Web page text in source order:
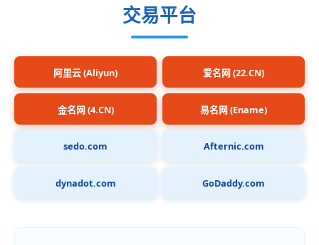
交易平台
阿里云 (Aliyun) 爱名网 (22.CN)
金名网 (4.CN) 易名网 (Ename)
sedo.com Afternic.com
dynadot.com GoDaddy.com